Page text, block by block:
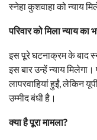
स्नेहा कुशवाहा को न्याय
परिवार को मिला न्याय का
इस पूरे घटनाक्रम के बाद
इस बार उन्हें न्याय
लापरवाहियां हुईं, लेकिन
उम्मीद बंधी है।
क्या है पूरा मामला?